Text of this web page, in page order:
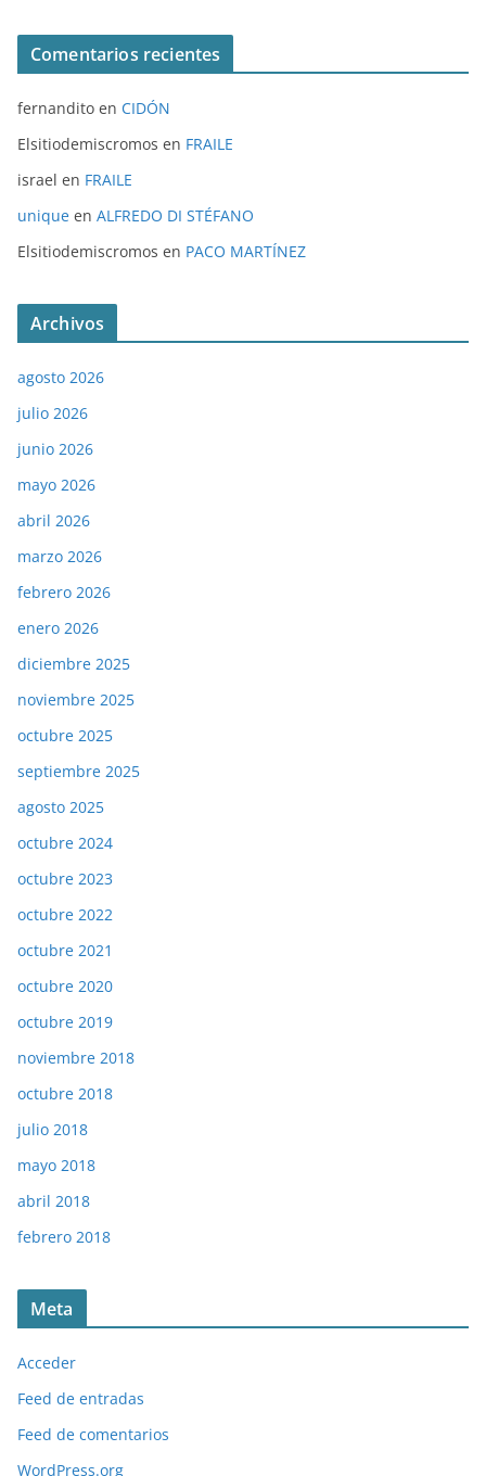
Comentarios recientes
fernandito en CIDÓN
Elsitiodemiscromos en FRAILE
israel en FRAILE
unique en ALFREDO DI STÉFANO
Elsitiodemiscromos en PACO MARTÍNEZ
Archivos
agosto 2026
julio 2026
junio 2026
mayo 2026
abril 2026
marzo 2026
febrero 2026
enero 2026
diciembre 2025
noviembre 2025
octubre 2025
septiembre 2025
agosto 2025
octubre 2024
octubre 2023
octubre 2022
octubre 2021
octubre 2020
octubre 2019
noviembre 2018
octubre 2018
julio 2018
mayo 2018
abril 2018
febrero 2018
Meta
Acceder
Feed de entradas
Feed de comentarios
WordPress.org